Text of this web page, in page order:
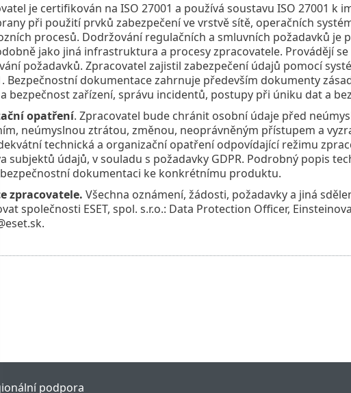
je certifikován na ISO 27001 a používá soustavu ISO 27001 k
při použití prvků zabezpečení ve vrstvě sítě, operačních
procesů. Dodržování regulačních a smluvních požadavků je
jako jiná infrastruktura a procesy zpracovatele. Provádějí
požadavků. Zpracovatel zajistil zabezpečení údajů pomocí
Bezpečnostní dokumentace zahrnuje především dokumenty
bezpečnost zařízení, správu incidentů, postupy při úniku dat a
opatření. Zpracovatel bude chránit osobní údaje před
neúmyslnou ztrátou, změnou, neoprávněným přístupem a
technická a organizační opatření odpovídající režimu
subjektů údajů, v souladu s požadavky GDPR. Podrobný popis
bezpečnostní dokumentaci ke konkrétnímu produktu.
zpracovatele. Všechna oznámení, žádosti, požadavky a jiná
společnosti ESET, spol. s.r.o.: Data Protection Officer,
podpora